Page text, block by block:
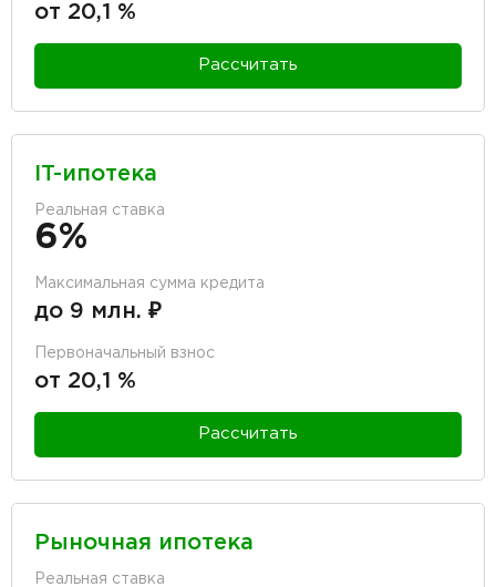
от 20,1 %
Рассчитать
IT-ипотека
Реальная ставка
6%
Максимальная сумма кредита
до 9 млн. ₽
Первоначальный взнос
от 20,1 %
Рассчитать
Рыночная ипотека
Реальная ставка